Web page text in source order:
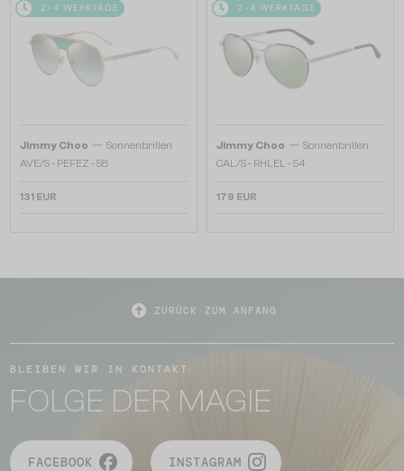
2-4 WERKTAGE
Jimmy Choo — Sonnenbrillen
AVE/S - PEFEZ - 58
131 EUR
2-4 WERKTAGE
Jimmy Choo — Sonnenbrillen
CAL/S - RHLEL - 54
179 EUR
ZURÜCK ZUM ANFANG
BLEIBEN WIR IN KONTAKT
FOLGE DER MAGIE
FACEBOOK INSTAGRAM